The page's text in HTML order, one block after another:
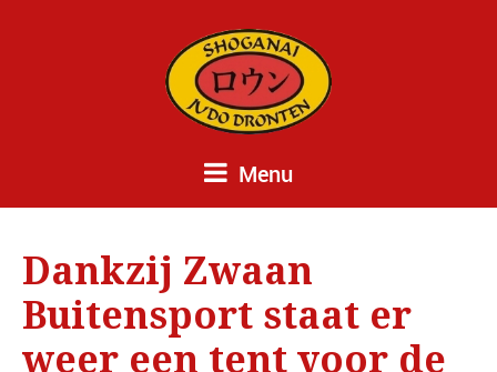
Menu
Dankzij Zwaan
Buitensport staat er
weer een tent voor de